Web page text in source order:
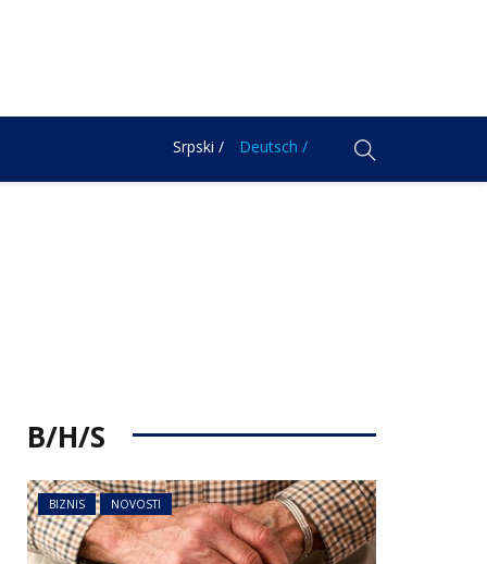
Srpski / Deutsch /
B/H/S
BIZNIS NOVOSTI